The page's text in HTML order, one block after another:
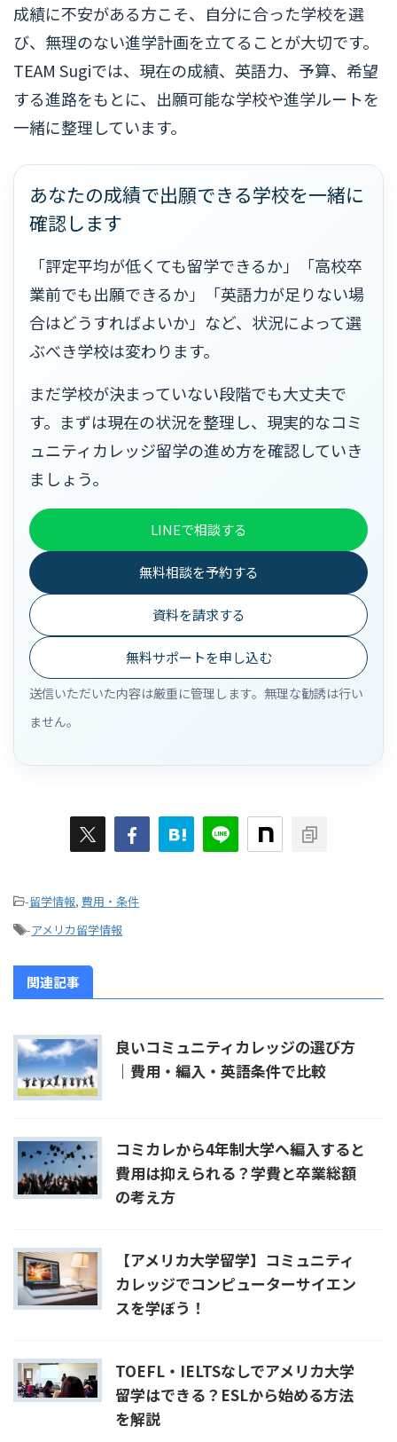
成績に不安がある方こそ、自分に合った学校を選
び、無理のない進学計画を立てることが大切です。
TEAM Sugiでは、現在の成績、英語力、予算、希望
する進路をもとに、出願可能な学校や進学ルートを
一緒に整理しています。
あなたの成績で出願できる学校を一緒に
確認します
「評定平均が低くても留学できるか」「高校卒
業前でも出願できるか」「英語力が足りない場
合はどうすればよいか」など、状況によって選
ぶべき学校は変わります。
まだ学校が決まっていない段階でも大丈夫で
す。まずは現在の状況を整理し、現実的なコミ
ュニティカレッジ留学の進め方を確認していき
ましょう。
LINEで相談する
無料相談を予約する
資料を請求する
無料サポートを申し込む
送信いただいた内容は厳重に管理します。無理な勧誘は行い
ません。
-留学情報, 費用・条件
-アメリカ留学情報
関連記事
良いコミュニティカレッジの選び方
｜費用・編入・英語条件で比較
コミカレから4年制大学へ編入すると
費用は抑えられる？学費と卒業総額
の考え方
【アメリカ大学留学】コミュニティ
カレッジでコンピューターサイエン
スを学ぼう！
TOEFL・IELTSなしでアメリカ大学
留学はできる？ESLから始める方法
を解説